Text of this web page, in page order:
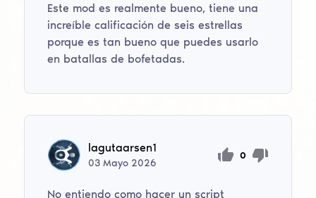
Este mod es realmente bueno, tiene una
increíble calificación de seis estrellas
porque es tan bueno que puedes usarlo
en batallas de bofetadas.
lagutaarsen1
03Mayo 2026
0
No entiendo como hacer un script